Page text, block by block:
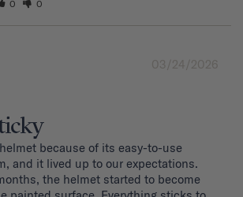
0 0
03/24/2026
because of its easy-to-use
and it lived up to our expectations.
the helmet started to become